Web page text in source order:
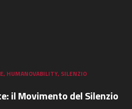
, HUMANOVABILITY, SILENZIO
il Movimento del Silenzio